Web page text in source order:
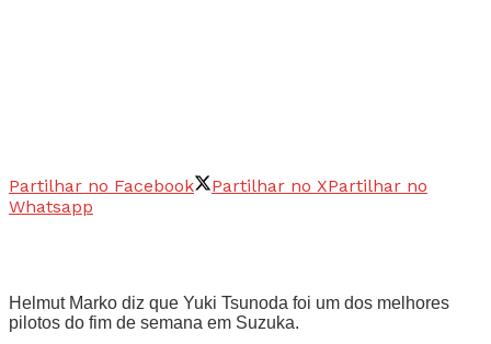
Partilhar no Facebook Partilhar no XPartilhar no
Whatsapp
Helmut Marko diz que Yuki Tsunoda foi um dos melhores
pilotos do fim de semana em Suzuka.